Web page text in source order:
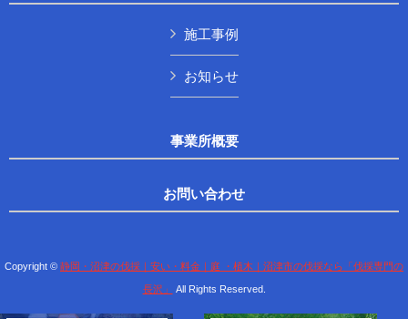
施工事例
お知らせ
事業所概要
お問い合わせ
Copyright © 静岡・沼津の伐採｜安い・料金｜庭 ・植木｜沼津市の伐採なら「伐採専門の
長沢」 All Rights Reserved.